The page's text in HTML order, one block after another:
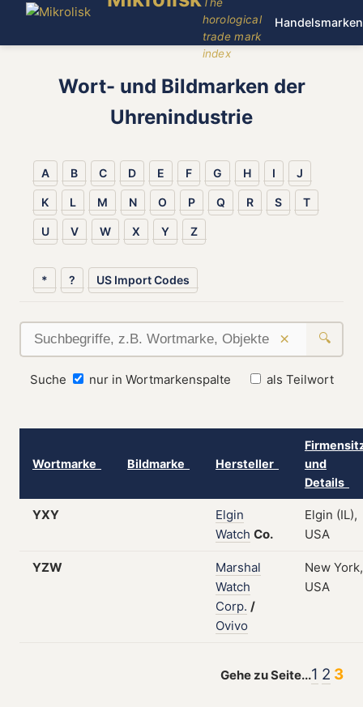
horological
trade mark
index
Handelsmarken
Wort- und Bildmarken der
Uhrenindustrie
A B C D E F G H I J
K L M N O P Q R S T
U V W X Y Z
* ? US Import Codes
× 🔍
Suche nur in Wortmarkenspalte als Teilwort
Wortmarke Bildmarke Hersteller
und
Details
YXY
Elgin
Watch Co.
Elgin (IL),
USA
YZW
Marshal
Watch
Corp. /
Ovivo
New York,
USA
Gehe zu Seite...1 2 3